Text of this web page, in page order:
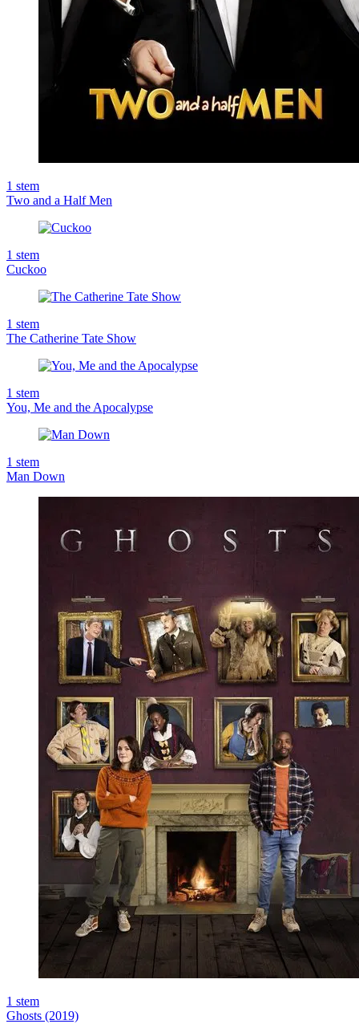
1 stem
Two and a Half Men
1 stem
Cuckoo
1 stem
The Catherine Tate Show
1 stem
You, Me and the Apocalypse
1 stem
Man Down
1 stem
Ghosts (2019)